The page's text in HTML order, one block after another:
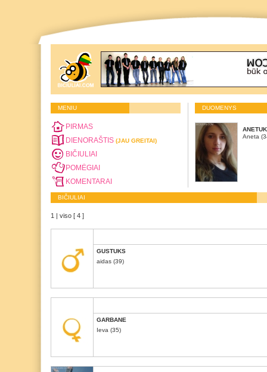
MENIU
PIRMAS
DIENORAŠTIS (JAU GREITAI)
BIČIULIAI
POMĖGIAI
KOMENTARAI
DUOMENYS
Aneta
BIČIULIAI
1 | viso [ 4 ]
GUSTUKS
aidas (39)
GARBANE
Ieva (35)